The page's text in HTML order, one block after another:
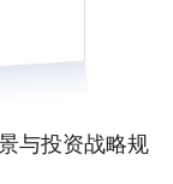
与投资战略规